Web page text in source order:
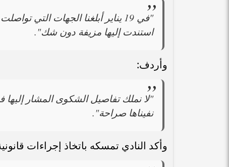
"في 19 يناير أبلغنا الجهات التي
استندت إليها مزيفة دون شك".
وأردف:
"لا نملك تفاصيل الشكوى المشار
نفيناها صراحة".
وأكد النادي تمسكه باتخاذ إجراءات